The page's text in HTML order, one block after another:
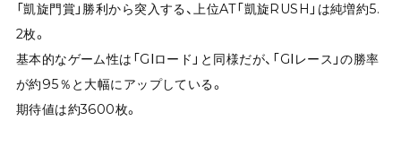
「凱旋門賞」勝利から突入する、上位AT「凱旋RUSH」は純増約5.
2枚。
基本的なゲーム性は「GⅠロード」と同様だが、「GⅠレース」の勝率
が約95％と大幅にアップしている。
期待値は約3600枚。